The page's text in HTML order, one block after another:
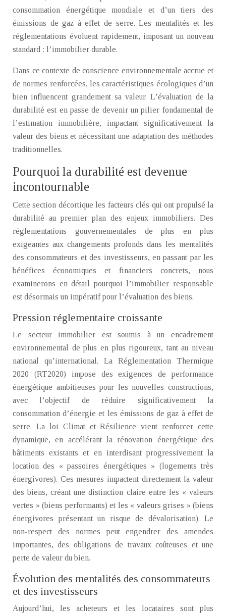
consommation énergétique mondiale et d’un tiers des
émissions de gaz à effet de serre. Les mentalités et les
réglementations évoluent rapidement, imposant un nouveau
standard : l’immobilier durable.
Dans ce contexte de conscience environnementale accrue et
de normes renforcées, les caractéristiques écologiques d’un
bien influencent grandement sa valeur. L’évaluation de la
durabilité est en passe de devenir un pilier fondamental de
l’estimation immobilière, impactant significativement la
valeur des biens et nécessitant une adaptation des méthodes
traditionnelles.
Pourquoi la durabilité est devenue
incontournable
Cette section décortique les facteurs clés qui ont propulsé la
durabilité au premier plan des enjeux immobiliers. Des
réglementations gouvernementales de plus en plus
exigeantes aux changements profonds dans les mentalités
des consommateurs et des investisseurs, en passant par les
bénéfices économiques et financiers concrets, nous
examinerons en détail pourquoi l’immobilier responsable
est désormais un impératif pour l’évaluation des biens.
Pression réglementaire croissante
Le secteur immobilier est soumis à un encadrement
environnemental de plus en plus rigoureux, tant au niveau
national qu’international. La Réglementation Thermique
2020 (RT2020) impose des exigences de performance
énergétique ambitieuses pour les nouvelles constructions,
avec l’objectif de réduire significativement la
consommation d’énergie et les émissions de gaz à effet de
serre. La loi Climat et Résilience vient renforcer cette
dynamique, en accélérant la rénovation énergétique des
bâtiments existants et en interdisant progressivement la
location des « passoires énergétiques » (logements très
énergivores). Ces mesures impactent directement la valeur
des biens, créant une distinction claire entre les « valeurs
vertes » (biens performants) et les « valeurs grises » (biens
énergivores présentant un risque de dévalorisation). Le
non-respect des normes peut engendrer des amendes
importantes, des obligations de travaux coûteuses et une
perte de valeur du bien.
Évolution des mentalités des consommateurs
et des investisseurs
Aujourd’hui, les acheteurs et les locataires sont plus